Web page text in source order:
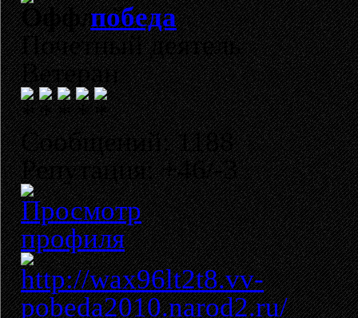
победа
Почетный деятель
Ветеран
Сообщений: 1188
Репутация: +46/-3